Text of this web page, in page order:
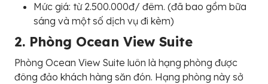
Mức giá: từ 2.500.000đ/ đêm. (đã bao gồm bữa
sáng và một số dịch vụ đi kèm)
2. Phòng Ocean View Suite
Phòng Ocean View Suite luôn là hạng phòng được
đông đảo khách hàng săn đón. Hạng phòng này sở